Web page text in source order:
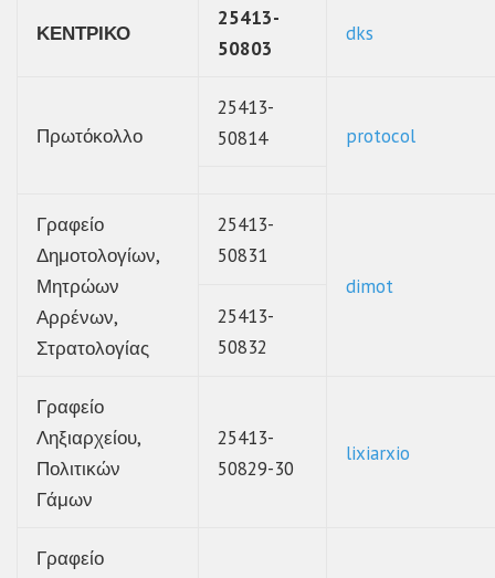
ΚΕΝΤΡΙΚΟ
25413-
50803
dks
Πρωτόκολλο
25413-
50814
protocol
Γραφείο
Δημοτολογίων,
Μητρώων
Αρρένων,
Στρατολογίας
25413-
50831
dimot
25413-
50832
Γραφείο
Ληξιαρχείου,
Πολιτικών
Γάμων
25413-
50829-30
lixiarxio
Γραφείο